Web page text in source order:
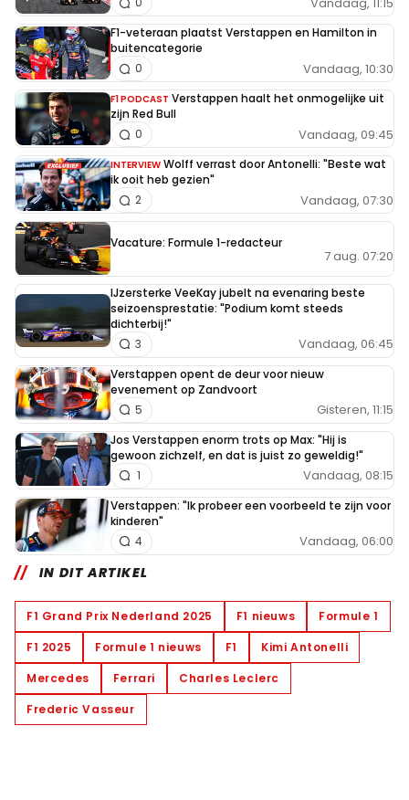
F1-veteraan plaatst Verstappen en Hamilton in
buitencategorie
Vandaag, 10:30
0
F1 PODCAST Verstappen haalt het onmogelijke uit
zijn Red Bull
Vandaag, 09:45
0
INTERVIEW Wolff verrast door Antonelli: "Beste wat
ik ooit heb gezien"
Vandaag, 07:30
2
Vacature: Formule 1-redacteur
7 aug. 07:20
IJzersterke VeeKay jubelt na evenaring beste
seizoensprestatie: "Podium komt steeds
dichterbij!"
Vandaag, 06:45
3
Verstappen opent de deur voor nieuw
evenement op Zandvoort
Gisteren, 11:15
5
Jos Verstappen enorm trots op Max: "Hij is
gewoon zichzelf, en dat is juist zo geweldig!"
Vandaag, 08:15
1
Verstappen: "Ik probeer een voorbeeld te zijn voor
kinderen"
Vandaag, 06:00
4
IN DIT ARTIKEL
F1 Grand Prix Nederland 2025 F1 nieuws
Formule 1
F1 2025
Formule 1 nieuws F1
Kimi Antonelli
Mercedes
Ferrari
Charles Leclerc
Frederic Vasseur